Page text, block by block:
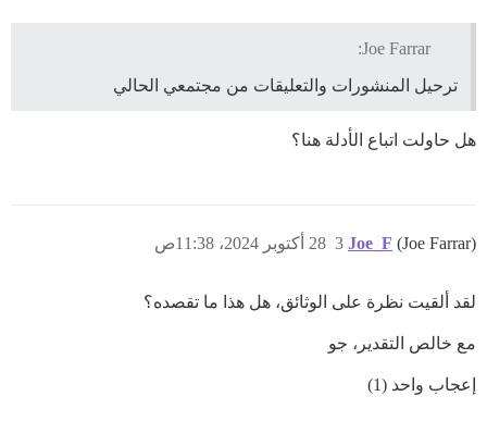
Joe Farrar:
ترحيل المنشورات والتعليقات من مجتمعي الحالي
هل حاولت اتباع الأدلة هنا؟
Joe_F (Joe Farrar) 28 أكتوبر 2024، 11:38ص 3
لقد ألقيت نظرة على الوثائق، هل هذا ما تقصده؟
مع خالص التقدير، جو
إعجاب واحد (1)